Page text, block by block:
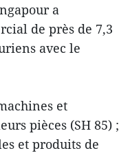
a
de près de 7,3
avec le
et
pièces (SH 85) ;
et produits de